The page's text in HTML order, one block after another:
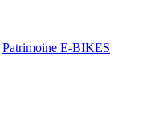
Patrimoine E-BIKES